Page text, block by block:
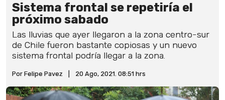
Sistema frontal se repetiría el
próximo sabado
Las lluvias que ayer llegaron a la zona centro-sur
de Chile fueron bastante copiosas y un nuevo
sistema frontal podría llegar a la zona.
Por Felipe Pavez 20 Ago, 2021. 08:51 hrs